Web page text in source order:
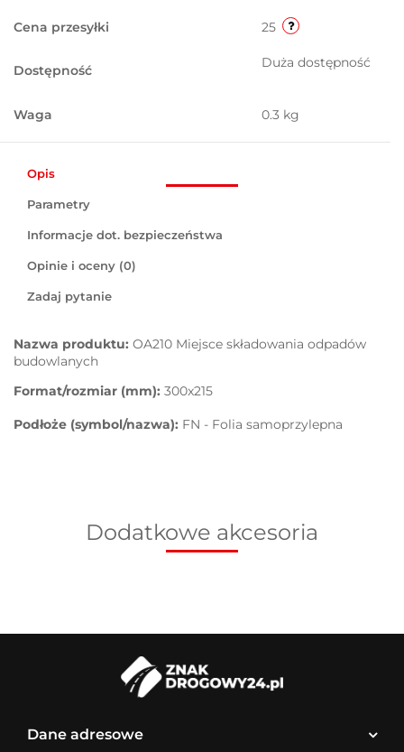
Cena przesyłki 25
Dostępność Duża dostępność
Waga 0.3 kg
Opis
Parametry
Informacje dot. bezpieczeństwa
Opinie i oceny (0)
Zadaj pytanie
Nazwa produktu: OA210 Miejsce składowania odpadów
budowlanych
Format/rozmiar (mm): 300x215
Podłoże (symbol/nazwa): FN - Folia samoprzylepna
Dodatkowe akcesoria
Dane adresowe